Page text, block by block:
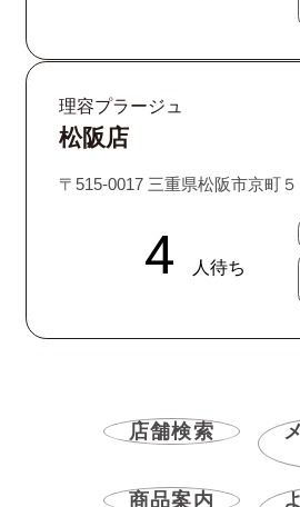
理容プラージュ
松阪店
〒515-0017 三重県松阪市京町５
店舗検索
商品案内